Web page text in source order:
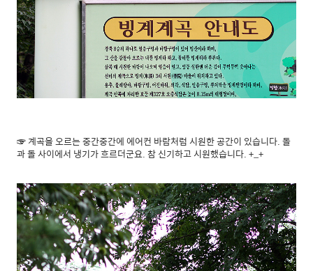
☞ 계곡을 오르는 중간중간에 에어컨 바람처럼 시원한 공간이 있습니다. 돌
과 돌 사이에서 냉기가 흐르더군요. 참 신기하고 시원했습니다. +_+